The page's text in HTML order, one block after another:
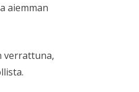
aiemman
verrattuna,